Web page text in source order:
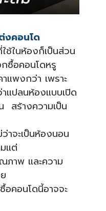
งคอนโด
ช้ในห้องก็เป็นส่วน
ซื้อคอนโดหรู
แพงกว่า เพราะ
แปลนห้องแบบเปิด
สร้างความเป็น
าจะเป็นห้องนอน
แต่
ภาพ และความ
อคอนโดนี้อาจจะ